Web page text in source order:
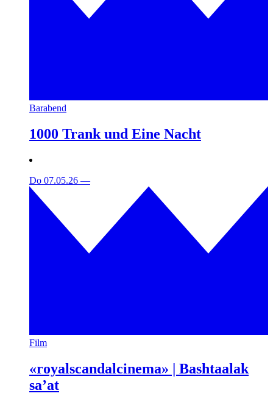
Barabend
1000 Trank und Eine Nacht
Do 07.05.26 —
Film
«royalscandalcinema» | Bashtaalak
sa’at